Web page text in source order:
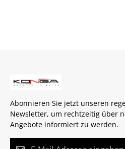
Abonnieren Sie jetzt unseren
Newsletter, um rechtzeitig über
Angebote informiert zu werden.